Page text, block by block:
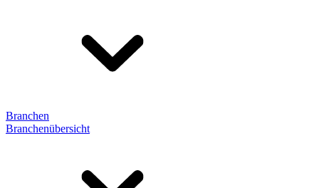
Branchen
Branchenübersicht